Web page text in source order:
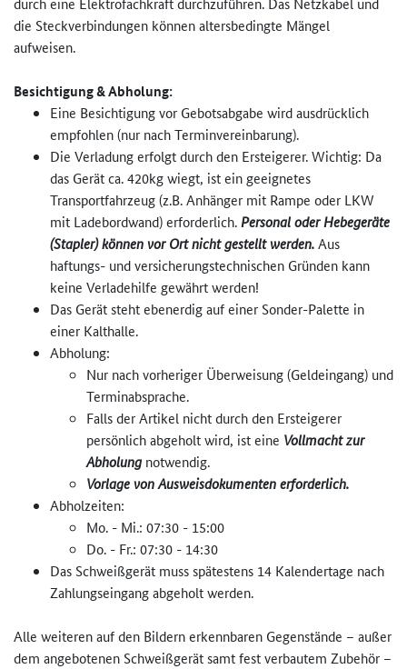
die Steckverbindungen können altersbedingte Mängel
aufweisen.
Besichtigung & Abholung:
Eine Besichtigung vor Gebotsabgabe wird ausdrücklich
empfohlen (nur nach Terminvereinbarung).
Die Verladung erfolgt durch den Ersteigerer. Wichtig: Da
das Gerät ca. 420kg wiegt, ist ein geeignetes
Transportfahrzeug (z.B. Anhänger mit Rampe oder LKW
mit Ladebordwand) erforderlich. Personal oder Hebegeräte
(Stapler) können vor Ort nicht gestellt werden.Aus
haftungs- und versicherungstechnischen Gründen kann
keine Verladehilfe gewährt werden!
Das Gerät steht ebenerdig auf einer Sonder-Palette in
einer Kalthalle.
Abholung:
Nur nach vorheriger Überweisung (Geldeingang) und
Terminabsprache.
Falls der Artikel nicht durch den Ersteigerer
persönlich abgeholt wird, ist eine Vollmacht zur
Abholung notwendig.
Vorlage von Ausweisdokumenten erforderlich.
Abholzeiten:
Mo. - Mi.: 07:30 - 15:00
Do. - Fr.: 07:30 - 14:30
Das Schweißgerät muss spätestens 14 Kalendertage nach
Zahlungseingang abgeholt werden.
Alle weiteren auf den Bildern erkennbaren Gegenstände – außer
dem angebotenen Schweißgerät samt fest verbautem Zubehör –